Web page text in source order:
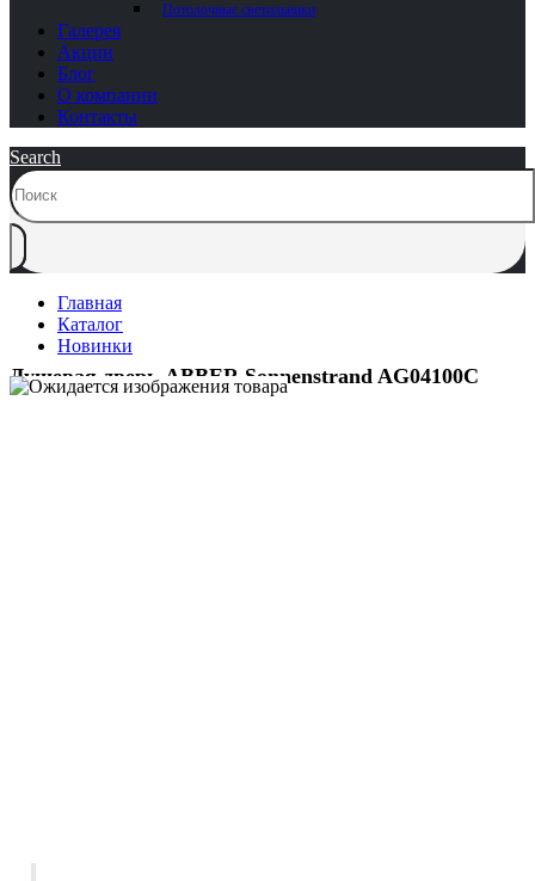
Потолочные светильники
Галерея
Акции
Блог
О компании
Контакты
Search
Главная
Каталог
Новинки
Душевая дверь ABBER Sonnenstrand AG04100C